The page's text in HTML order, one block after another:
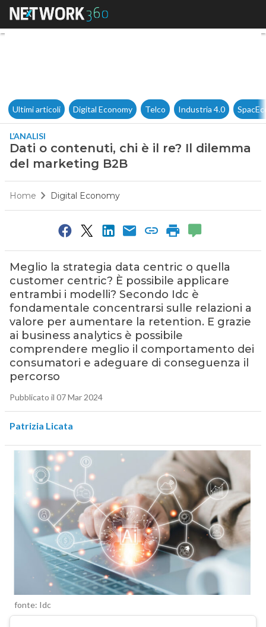
Dati o contenuti, chi è il re?
Ultimi articoli Digital Economy Telco Industria 4.0
L’ANALISI
Dati o contenuti, chi è il re? Il dilemma
del marketing B2B
Home Digital Economy
Meglio la strategia data centric o quella
customer centric? È possibile applicare
entrambi i modelli? Secondo Idc è
fondamentale concentrarsi sulle relazioni a
valore per aumentare la retention. E grazie
ai business analytics è possibile
comprendere meglio il comportamento dei
consumatori e adeguare di conseguenza il
percorso
Pubblicato il 07 Mar 2024
Patrizia Licata
fonte: Idc